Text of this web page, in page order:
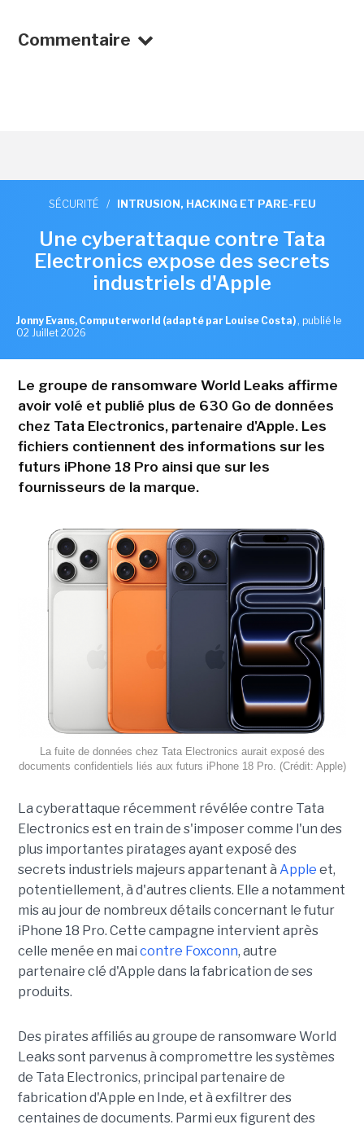
Commentaire
SÉCURITÉ / INTRUSION, HACKING ET PARE-FEU
Une cyberattaque contre Tata
Electronics expose des secrets
industriels d'Apple
Jonny Evans, Computerworld (adapté par Louise Costa) , publié le
02 Juillet 2026
Le groupe de ransomware World Leaks affirme
avoir volé et publié plus de 630 Go de données
chez Tata Electronics, partenaire d'Apple. Les
fichiers contiennent des informations sur les
futurs iPhone 18 Pro ainsi que sur les
fournisseurs de la marque.
La fuite de données chez Tata Electronics aurait exposé des
documents confidentiels liés aux futurs iPhone 18 Pro. (Crédit: Apple)
La cyberattaque récemment révélée contre Tata
Electronics est en train de s'imposer comme l'un des
plus importantes piratages ayant exposé des
secrets industriels majeurs appartenant à Apple et,
potentiellement, à d'autres clients. Elle a notamment
mis au jour de nombreux détails concernant le futur
iPhone 18 Pro. Cette campagne intervient après
celle menée en mai contre Foxconn, autre
partenaire clé d'Apple dans la fabrication de ses
produits.
Des pirates affiliés au groupe de ransomware World
Leaks sont parvenus à compromettre les systèmes
de Tata Electronics, principal partenaire de
fabrication d'Apple en Inde, et à exfiltrer des
centaines de documents. Parmi eux figurent des